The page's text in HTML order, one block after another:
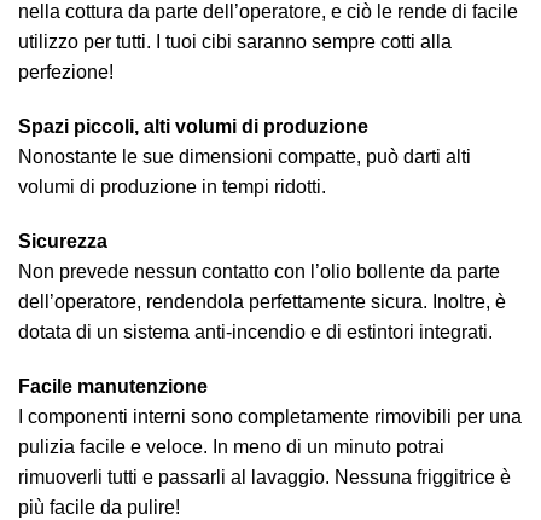
nella cottura da parte dell’operatore, e ciò le rende di facile
utilizzo per tutti. I tuoi cibi saranno sempre cotti alla
perfezione!
Spazi piccoli, alti volumi di produzione
Nonostante le sue dimensioni compatte, può darti alti
volumi di produzione in tempi ridotti.
Sicurezza
Non prevede nessun contatto con l’olio bollente da parte
dell’operatore, rendendola perfettamente sicura. Inoltre, è
dotata di un sistema anti-incendio e di estintori integrati.
Facile manutenzione
I componenti interni sono completamente rimovibili per una
pulizia facile e veloce. In meno di un minuto potrai
rimuoverli tutti e passarli al lavaggio. Nessuna friggitrice è
più facile da pulire!